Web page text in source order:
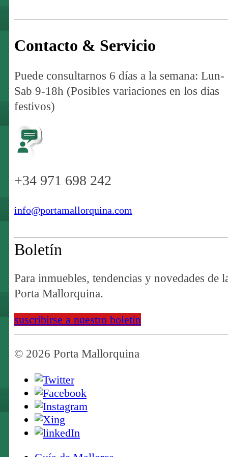
Contacto & Servicio
Puede consultarnos 6 días a la semana: Lun-
Sab 9-18h (Posibles variaciones en los días
festivos)
+34 971 698 242
info@portamallorquina.com
Boletín
Para inmuebles, tendencias y novedades de
Porta Mallorquina.
suscribirse a nuestro boletín
© 2026 Porta Mallorquina